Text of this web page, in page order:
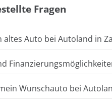
Fragen
altes Auto bei Autoland in
Wunschauto bei